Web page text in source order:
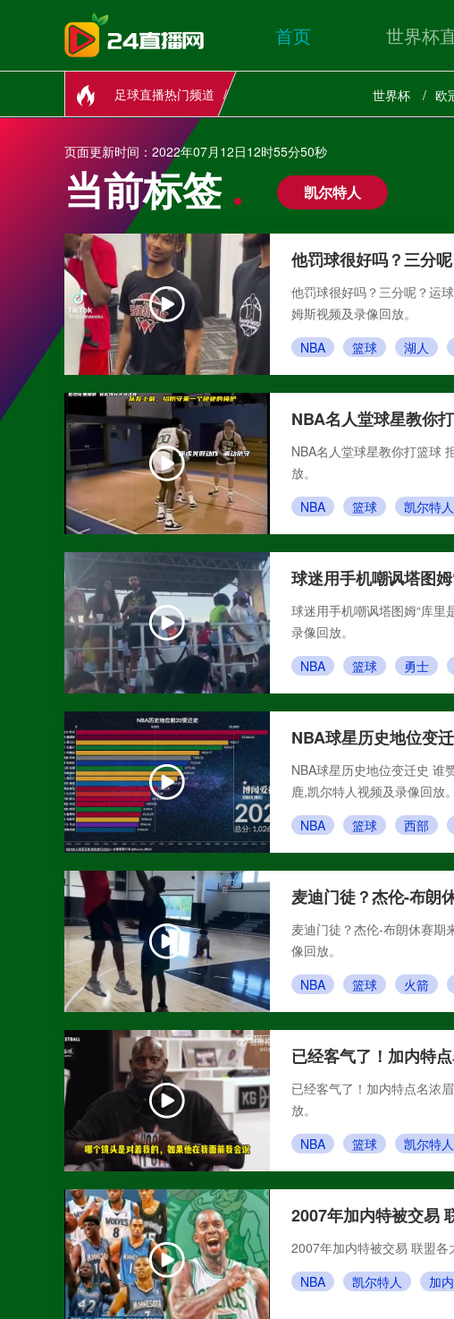
首页 世界杯
足球直播热门频道 世界杯 欧
页面更新时间：2022年07月12日12时55分50秒
当前标签 凯尔特人
他罚球很好吗？三分
他罚球很好吗？三分呢？运
姆斯视频及录像回放。
NBA
篮球 湖人
NBA名人堂球星教你
NBA名人堂球星教你打篮球
放。
NBA
篮球 凯尔特人
球迷用手机嘲讽塔图
球迷用手机嘲讽塔图姆“库里
录像回放。
NBA
篮球 勇士
NBA球星历史地位变
NBA球星历史地位变迁史 谁
鹿,凯尔特人视频及录像回放。
NBA
篮球 西部
麦迪门徒？杰伦-布朗
麦迪门徒？杰伦-布朗休赛期
像回放。
NBA
篮球 火箭
已经客气了！加内特
已经客气了！加内特点名浓
放。
NBA
篮球 凯尔特人
2007年加内特被交易
2007年加内特被交易 联盟各
NBA 凯尔特人 加